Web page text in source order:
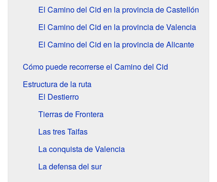
El Camino del Cid en la provincia de Castellón
El Camino del Cid en la provincia de Valencia
El Camino del Cid en la provincia de Alicante
Cómo puede recorrerse el Camino del Cid
Estructura de la ruta
El Destierro
Tierras de Frontera
Las tres Taifas
La conquista de Valencia
La defensa del sur